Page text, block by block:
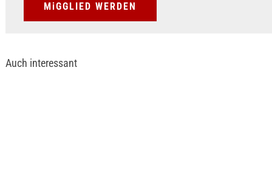
MiGGLIED WERDEN
Auch interessant